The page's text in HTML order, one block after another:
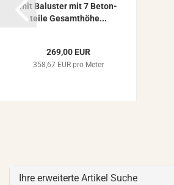
mit Ba­lus­ter mit 7 Be­ton­
tei­le Ge­samt­hö­he...
269,00 EUR
358,67 EUR pro Meter
Ihre erweiterte Artikel Suche